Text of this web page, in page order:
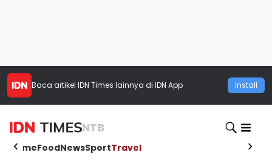
Baca artikel IDN Times lainnya di IDN App Install
NTB
HomeFoodNewsSportTravel